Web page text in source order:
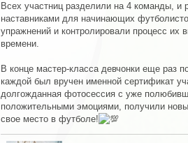
Всех участниц разделили на 4 команды,
наставниками для начинающих
упражнений и контролировали процесс
времени.
В конце мастер-класса девчонки еще раз
каждой был вручен именной сертификат
долгожданная фотосессия с уже
положительными эмоциями, получили
свое место в футболе!